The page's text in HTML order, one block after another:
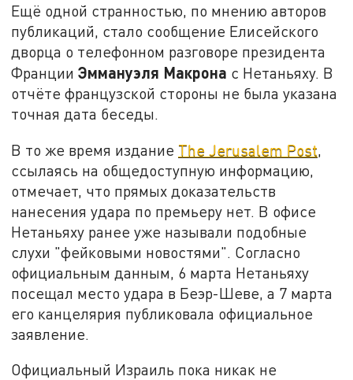
Ещё одной странностью, по мнению авторов
публикаций, стало сообщение Елисейского
дворца о телефонном разговоре президента
ФранцииЭммануэля Макрона с Нетаньяху. В
отчёте французской стороны не была указана
точная дата беседы.
В то же время издание The Jerusalem Post
ссылаясь на общедоступную информацию,
отмечает, что прямых доказательств
нанесения удара по премьеру нет. В офисе
Нетаньяху ранее уже называли подобные
слухи "фейковыми новостями". Согласно
официальным данным, 6 марта Нетаньяху
посещал место удара в Беэр-Шеве, а 7 марта
его канцелярия публиковала официальное
заявление.
Официальный Израиль пока никак не